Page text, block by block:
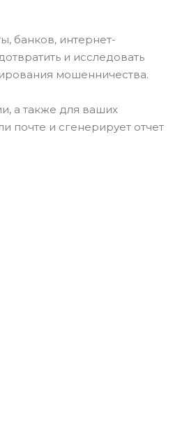
банков, интернет-
и исследовать
мошенничества.
а также для ваших
почте и сгенерирует отчет